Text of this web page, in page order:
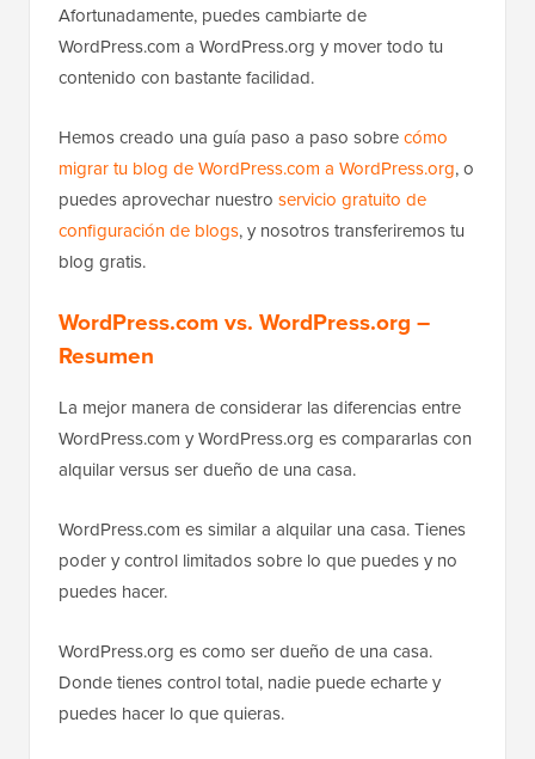
Afortunadamente, puedes cambiarte de
WordPress.com a WordPress.org y mover todo tu
contenido con bastante facilidad.
Hemos creado una guía paso a paso sobrecómo
migrar tu blog de WordPress.com a WordPress.org, o
puedes aprovechar nuestro servicio gratuito de
configuración de blogs, y nosotros transferiremos tu
blog gratis.
WordPress.com vs. WordPress.org –
Resumen
La mejor manera de considerar las diferencias entre
WordPress.com y WordPress.org es compararlas con
alquilar versus ser dueño de una casa.
WordPress.com es similar a alquilar una casa. Tienes
poder y control limitados sobre lo que puedes y no
puedes hacer.
WordPress.org es como ser dueño de una casa.
Donde tienes control total, nadie puede echarte y
puedes hacer lo que quieras.